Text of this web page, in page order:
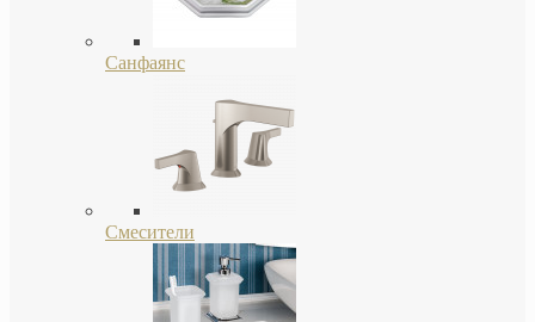
Санфаянс
Смесители